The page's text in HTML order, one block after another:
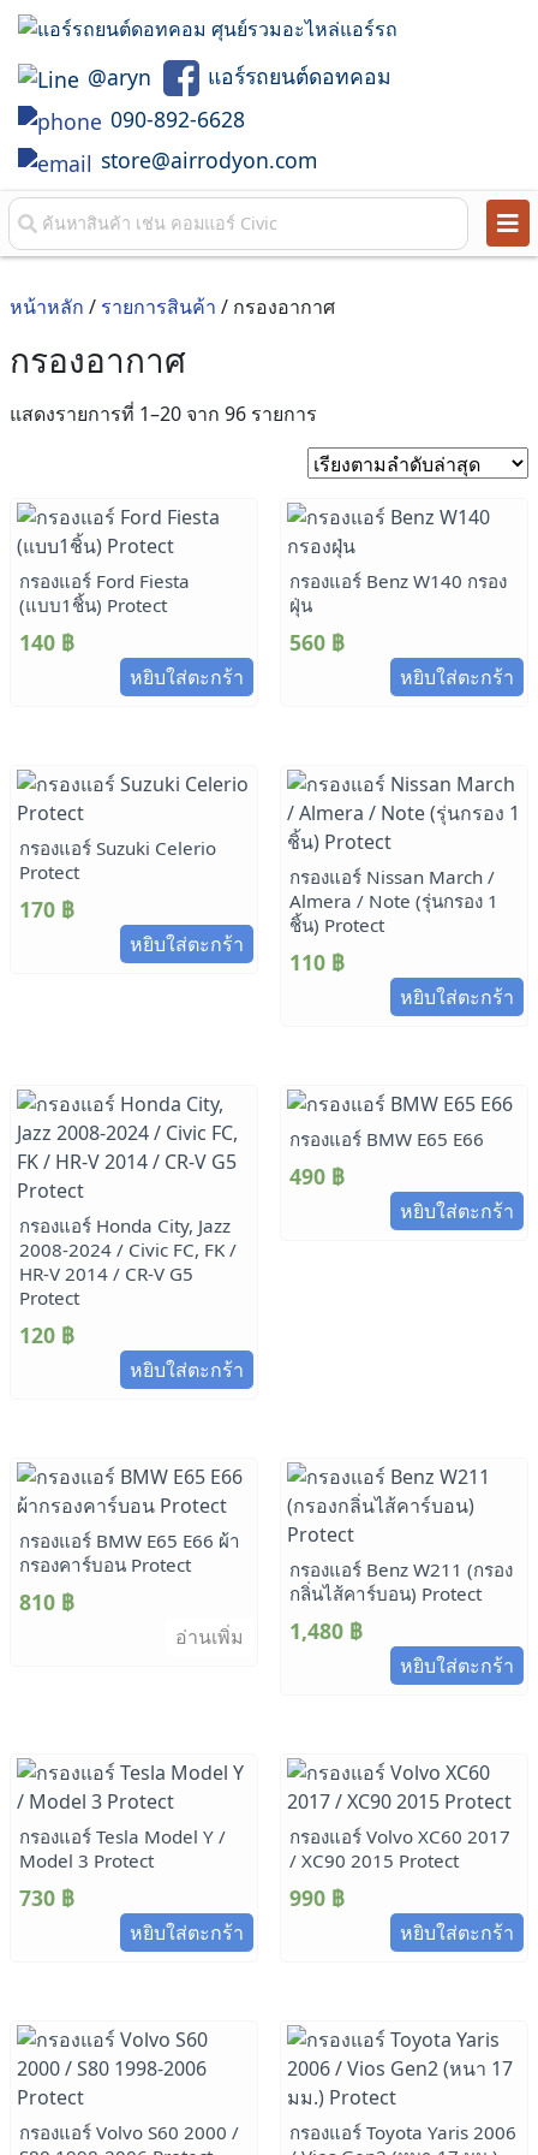
@aryn
แอร์รถยนต์ดอทคอม
090-892-6628
store@airrodyon.com
หน้าหลัก / รายการสินค้า / กรองอากาศ
กรองอากาศ
แสดงรายการที่ 1–20 จาก 96 รายการ
by
latest
กรองแอร์ Ford Fiesta
(แบบ1ชิ้น) Protect
140 ฿
หยิบใส่ตะกร้า
กรองแอร์ Benz W140 กรอง
ฝุ่น
560 ฿
หยิบใส่ตะกร้า
กรองแอร์ Suzuki Celerio
Protect
170 ฿
หยิบใส่ตะกร้า
กรองแอร์ Nissan March /
Almera / Note (รุ่นกรอง 1
ชิ้น) Protect
110 ฿
หยิบใส่ตะกร้า
กรองแอร์ Honda City, Jazz
2008-2024 / Civic FC, FK /
HR-V 2014 / CR-V G5
Protect
120 ฿
หยิบใส่ตะกร้า
กรองแอร์ BMW E65 E66
490 ฿
หยิบใส่ตะกร้า
กรองแอร์ BMW E65 E66 ผ้า
กรองคาร์บอน Protect
810 ฿
อ่านเพิ่ม
กรองแอร์ Benz W211 (กรอง
กลิ่นไส้คาร์บอน) Protect
1,480 ฿
หยิบใส่ตะกร้า
กรองแอร์ Tesla Model Y /
Model 3 Protect
730 ฿
หยิบใส่ตะกร้า
กรองแอร์ Volvo XC60 2017
/ XC90 2015 Protect
990 ฿
หยิบใส่ตะกร้า
กรองแอร์ Volvo S60 2000 /
กรองแอร์ Toyota Yaris 2006